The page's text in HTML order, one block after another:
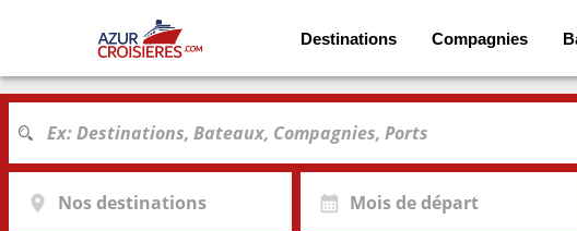
Destinations Compagnies
Nos destinations Mois de départ